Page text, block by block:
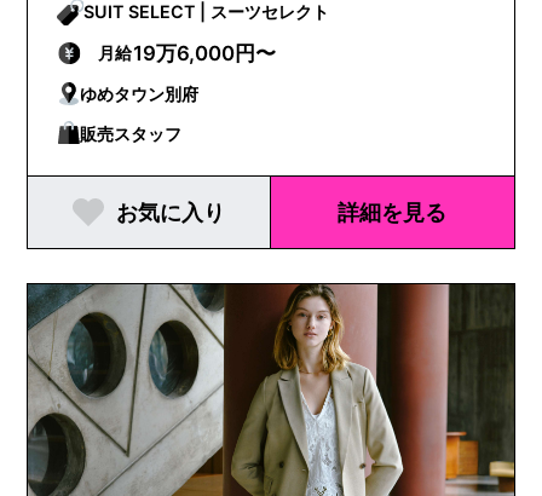
SUIT SELECT | スーツセレクト
月給19万6,000円〜
ゆめタウン別府
販売スタッフ
お気に入り 詳細を見る